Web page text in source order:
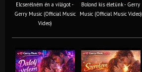
Elcserélném én a világot -
Gerry Music (Official Music
Video)
Bolond kis életünk - Gerry
Music (Official Music Video)